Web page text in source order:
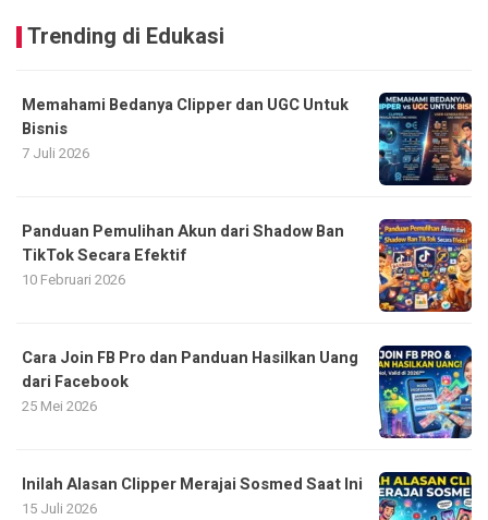
Trending di Edukasi
Memahami Bedanya Clipper dan UGC Untuk
Bisnis
7 Juli 2026
Panduan Pemulihan Akun dari Shadow Ban
TikTok Secara Efektif
10 Februari 2026
Cara Join FB Pro dan Panduan Hasilkan Uang
dari Facebook
25 Mei 2026
Inilah Alasan Clipper Merajai Sosmed Saat Ini
15 Juli 2026